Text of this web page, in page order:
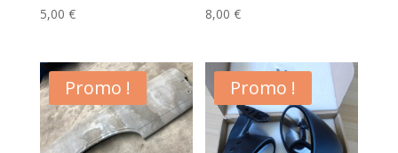
5,00 €
8,00€
Promo ! Promo !